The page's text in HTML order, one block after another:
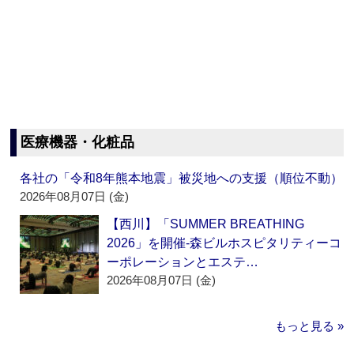
医療機器・化粧品
各社の「令和8年熊本地震」被災地への支援（順位不動）
2026年08月07日 (金)
【西川】「SUMMER BREATHING
2026」を開催‐森ビルホスピタリティーコ
ーポレーションとエステ…
2026年08月07日 (金)
もっと見る »